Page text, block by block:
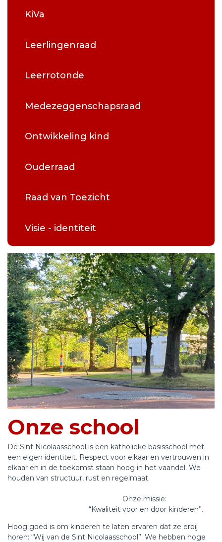
KiVa
Leerlingenraad
Leerrotonde
Medezeggenschapsraad
Ontwikkeling kind
Ouderraad
Raad van Toezicht
Visie - identiteit
Onze school
De Sint Nicolaasschool is een katholieke basisschool met
een eigen identiteit. Respect voor elkaar en vertrouwen in
elkaar en in de toekomst staan hoog in het vaandel. We
houden van structuur, rust en regelmaat.
Onze missie:
“Kwaliteit voor en door kinderen”.
Hoog goed is om kinderen te laten ervaren dat ze erbij
horen: “Wij van de Sint Nicolaasschool”. We hebben hoge